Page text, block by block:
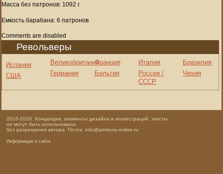
Масса без патронов: 1092 г.
Емкость барабана: 6 патронов
Comments are disabled
Револьверы
Испания
США
Великобритания
Германия
Франция
Бельгия
Италия
Россия /
СССР
Бразилия
Чехия
2010-2026. Концепция, элементы дизайна и иллюстраций, тексты
не могут быть использованы
без разрешения автора. Почта: info@armoury-online.ru
Информация о сайте